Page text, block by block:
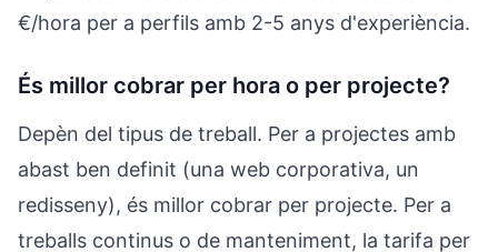
€/hora per a perfils amb 2-5 anys d'experiència.
És millor cobrar per hora o per projecte?
Depèn del tipus de treball. Per a projectes amb
abast ben definit (una web corporativa, un
redisseny), és millor cobrar per projecte. Per a
treballs continus o de manteniment, la tarifa per